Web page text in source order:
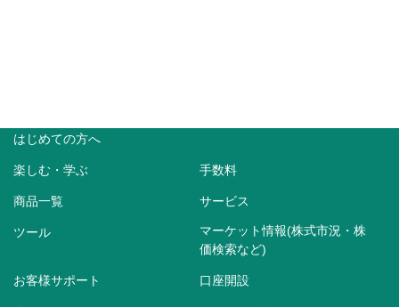
はじめての方へ
楽しむ・学ぶ 手数料
商品一覧 サービス
ツール
マーケット情報(株式市況・株
価検索など)
お客様サポート 口座開設